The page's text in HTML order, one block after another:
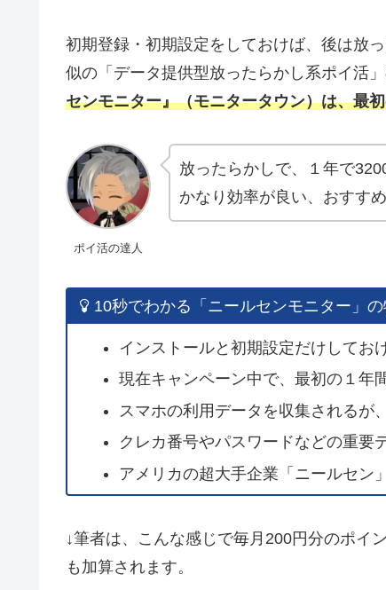
初期登録・初期設定をしておけば、後は放
似の「データ提供型放ったらかし系ポイ活
センモニター』（モニタータウン）は、最
ポイ活の達人
放ったらかしで、１年で
かなり効率が良い、おすす
10秒でわかる「ニールセンモニター」
インストールと初期設定だけしてお
現在キャンペーン中で、最初の１年
スマホの利用データを収集されるが
クレカ番号やパスワードなどの重要
アメリカの超大手企業「ニールセン
↓筆者は、こんな感じで毎月200円分のポイ
も加算されます。